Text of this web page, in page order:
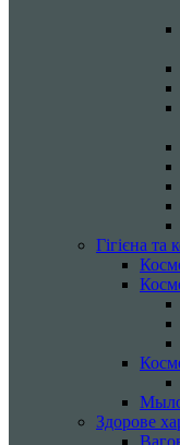
Гігієна та
Здорове